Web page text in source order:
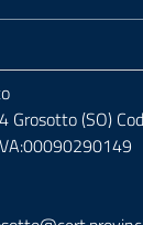
Grosotto (SO)